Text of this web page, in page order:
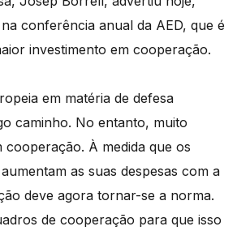
conferência anual da AED, que é
investimento em cooperação.
em matéria de defesa
caminho. No entanto, muito
cooperação. À medida que os
as suas despesas com a
deve agora tornar-se a norma.
de cooperação para que isso